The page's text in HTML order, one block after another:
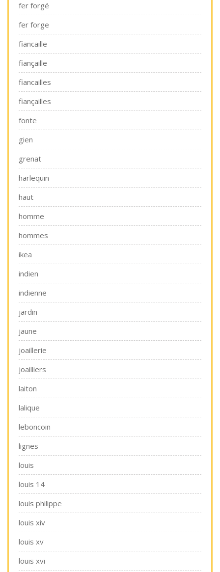
fer forgé
fer forge
fiancaille
fiançaille
fiancailles
fiançailles
fonte
gien
grenat
harlequin
haut
homme
hommes
ikea
indien
indienne
jardin
jaune
joaillerie
joailliers
laiton
lalique
leboncoin
lignes
louis
louis 14
louis philippe
louis xiv
louis xv
louis xvi